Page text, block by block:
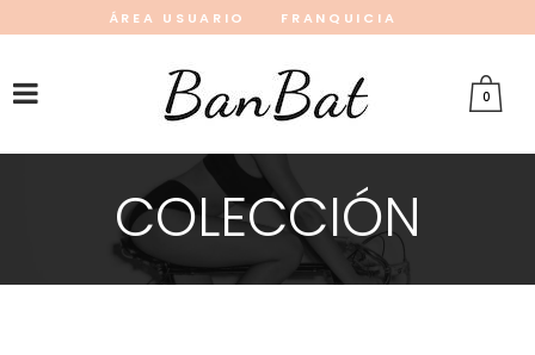
ÁREA USUARIO
FRANQUICIA
0
COLECCIÓN